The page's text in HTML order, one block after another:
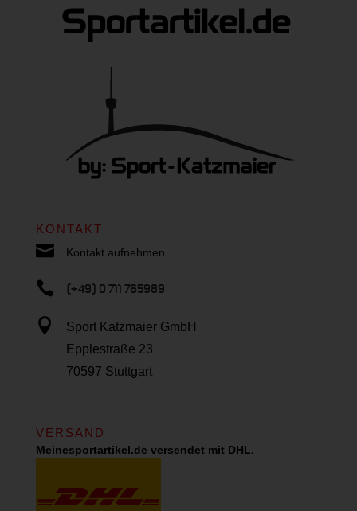
KONTAKT
 Kontakt aufnehmen
 (+49) 0 711 765989

Sport Katzmaier GmbH
Epplestraße 23
70597 Stuttgart
VERSAND
Meinesportartikel.de versendet mit DHL.